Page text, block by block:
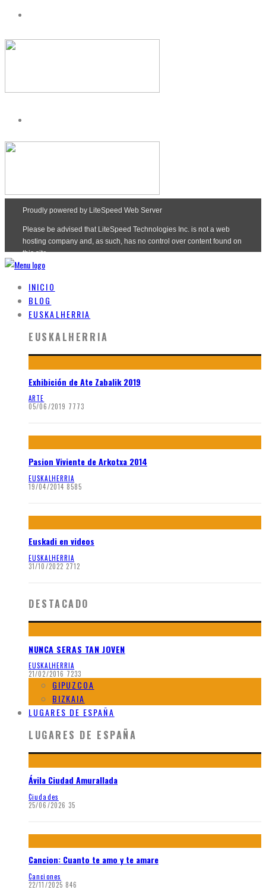
INICIO
BLOG
EUSKALHERRIA
EUSKALHERRIA
Exhibición de Ate Zabalik 2019
ARTE
05/06/2019 7773
Pasion Viviente de Arkotxa 2014
EUSKALHERRIA
19/04/2014 8585
Euskadi en videos
EUSKALHERRIA
31/10/2022 2712
DESTACADO
NUNCA SERAS TAN JOVEN
EUSKALHERRIA
21/02/2016 7233
GIPUZCOA
BIZKAIA
LUGARES DE ESPAÑA
LUGARES DE ESPAÑA
Ávila Ciudad Amurallada
Ciudades
25/06/2026 35
Cancion: Cuanto te amo y te amare
Canciones
22/11/2025 846